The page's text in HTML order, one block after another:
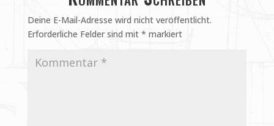
Deine E-Mail-Adresse wird nicht veröffentlicht.
Erforderliche Felder sind mit * markiert